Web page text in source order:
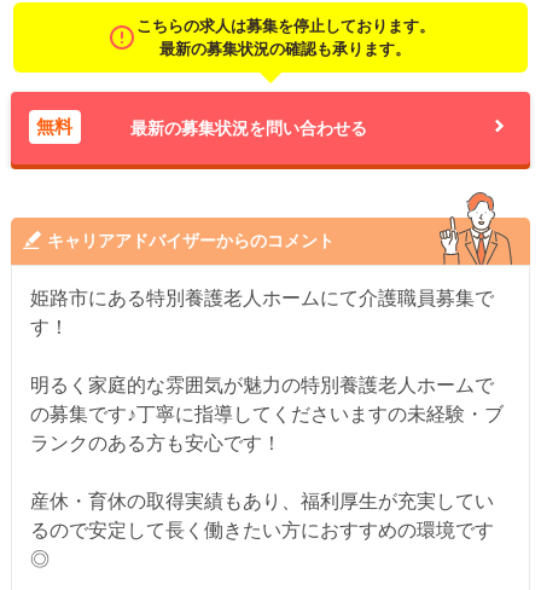
こちらの求人は募集を停止しております。
最新の募集状況の確認も承ります。
無料 最新の募集状況を問い合わせる
キャリアアドバイザーからのコメント
姫路市にある特別養護老人ホームにて介護職員募集で
す！
明るく家庭的な雰囲気が魅力の特別養護老人ホームで
の募集です♪丁寧に指導してくださいますの未経験・ブ
ランクのある方も安心です！
産休・育休の取得実績もあり、福利厚生が充実してい
るので安定して長く働きたい方におすすめの環境です
◎